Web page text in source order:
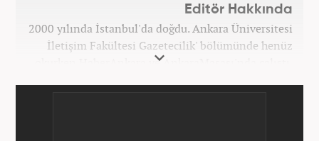
Editör Hakkında
2000 yılında İstanbul'da doğdu. Ankara Üniversitesi
İletişim Fakültesi Gazetecilik' bölümünde henüz
okurken HaberAnkara ve AnkaraMasası'nda çalıştı.